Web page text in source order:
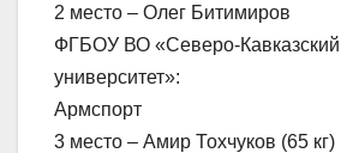
2 место – Олег Битимиров
ФГБОУ ВО «Северо-
университет»:
Армспорт
3 место – Амир Тохчуков (65 кг)